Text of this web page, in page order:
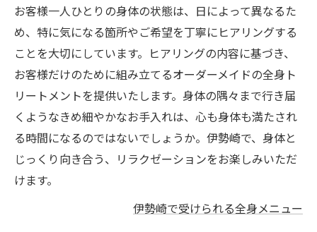
お客様一人ひとりの身体の状態は、日によって異なるた
め、特に気になる箇所やご希望を丁寧にヒアリングする
ことを大切にしています。ヒアリングの内容に基づき、
お客様だけのために組み立てるオーダーメイドの全身ト
リートメントを提供いたします。身体の隅々まで行き届
くようなきめ細やかなお手入れは、心も身体も満たされ
る時間になるのではないでしょうか。伊勢崎で、身体と
じっくり向き合う、リラクゼーションをお楽しみいただ
けます。
伊勢崎で受けられる全身メニュー